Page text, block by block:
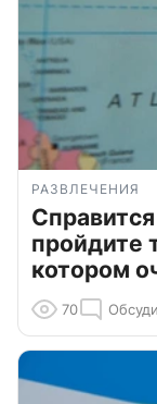
РАЗВЛЕЧЕНИЯ
пройдите
котором
70